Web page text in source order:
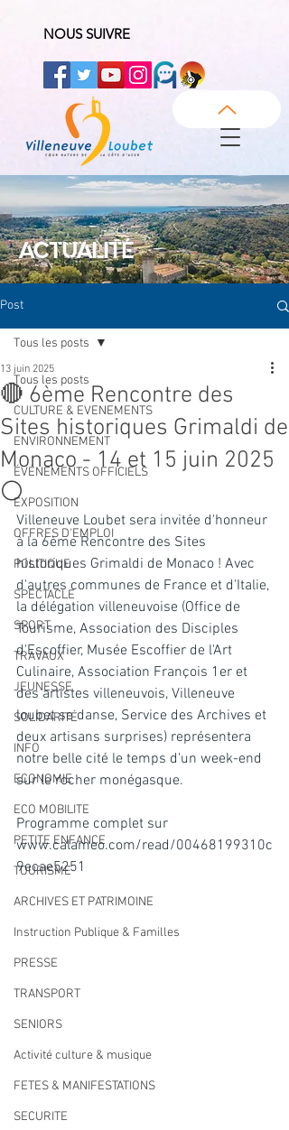
NOUS SUIVRE
ACTUALITÉ
Post
Tous les posts
CULTURE & EVENEMENTS
ENVIRONNEMENT
ÉVÉNEMENTS OFFICIELS
EXPOSITION
OFFRES D'EMPLOI
POLITIQUE
SPECTACLE
SPORT
TRAVAUX
JEUNESSE
SOLIDARITÉ
INFO
ECONOMIE
ECO MOBILITE
PETITE ENFANCE
TOURISME
ARCHIVES ET PATRIMOINE
Instruction Publique & Familles
PRESSE
TRANSPORT
SENIORS
Activité culture & musique
FETES & MANIFESTATIONS
SECURITE
Tous les posts
🔴 6ème Rencontre des
Sites historiques Grimaldi de
Monaco - 14 et 15 juin 2025
⚪️
13 juin 2025
Villeneuve Loubet sera invitée d'honneur
à la 6ème Rencontre des Sites
historiques Grimaldi de Monaco ! Avec
d'autres communes de France et d'Italie,
la délégation villeneuvoise (Office de
Tourisme, Association des Disciples
d'Escoffier, Musée Escoffier de l'Art
Culinaire, Association François 1er et
des artistes villeneuvois, Villeneuve
loubet se danse, Service des Archives et
deux artisans surprises) représentera
notre belle cité le temps d'un week-end
sur le rocher monégasque.
Programme complet sur
www.calameo.com/read/00468199310c
9ecae5251